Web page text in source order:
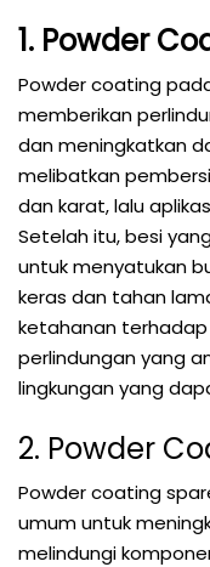
1. Powder
Powder coating
memberikan
dan meningkatkan
melibatkan
dan karat, lalu
Setelah itu, besi
untuk menyatukan
keras dan tahan
ketahanan
perlindungan yang
lingkungan yang
2. Powder
Powder coating
umum untuk
melindungi